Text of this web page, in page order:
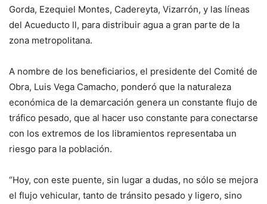
Gorda, Ezequiel Montes, Cadereyta, Vizarrón, y las líneas
del Acueducto ll, para distribuir agua a gran parte de la
zona metropolitana.
A nombre de los beneficiarios, el presidente del Comité de
Obra, Luis Vega Camacho, ponderó que la naturaleza
económica de la demarcación genera un constante flujo de
tráfico pesado, que al hacer uso constante para conectarse
con los extremos de los libramientos representaba un
riesgo para la población.
“Hoy, con este puente, sin lugar a dudas, no sólo se mejora
el flujo vehicular, tanto de tránsito pesado y ligero, sino